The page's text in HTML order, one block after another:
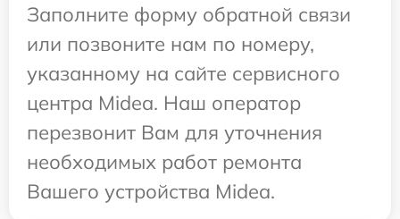
Заполните форму обратной связи
или позвоните нам по номеру,
указанному на сайте сервисного
центра Midea. Наш оператор
перезвонит Вам для уточнения
необходимых работ ремонта
Вашего устройства Midea.